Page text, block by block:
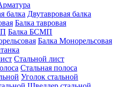
Двутавровая балка
Балка тавровая
Балка БСМП
Балка Монорельсовая
Стальной лист
Стальная полоса
Уголок стальной